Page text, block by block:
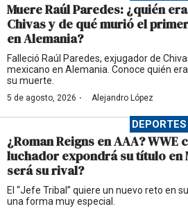
Muere Raúl Paredes: ¿quién
Chivas y de qué murió el
en Alemania?
Falleció Raúl Paredes, exjugador de
mexicano en Alemania. Conoce quién
su muerte.
5 de agosto, 2026 · Alejandro López
DEPORTES
¿Roman Reigns en AAA? WWE
luchador expondrá su título en
será su rival?
El “Jefe Tribal” quiere un nuevo reto en
una forma muy especial.